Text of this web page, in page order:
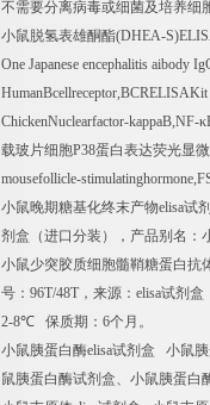
不需要分离病毒或细菌及培养细
小鼠脱氢表雄酮酯(DHEA-
One Japanese encephalitis aibody
HumanBcellreceptor,BCRELISAKit
ChickenNuclearfactor-kappaB,NF-κ
载玻片细胞P38蛋白表达荧光显
mousefollicle-
小鼠晚期糖基化终末产物elisa试
剂盒（进口分装），产品别名：
小鼠少突胶质细胞髓鞘糖蛋白抗
号： 96T/48T ，来源： elisa试剂盒
2-8℃ 保质期： 6个月。
小鼠胰蛋白酶elisa试剂盒
小鼠
鼠胰蛋白酶试剂盒、小鼠胰蛋白